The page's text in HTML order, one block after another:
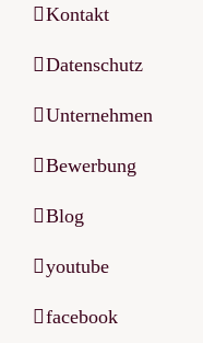
Kontakt
Datenschutz
Unternehmen
Bewerbung
Blog
youtube
facebook